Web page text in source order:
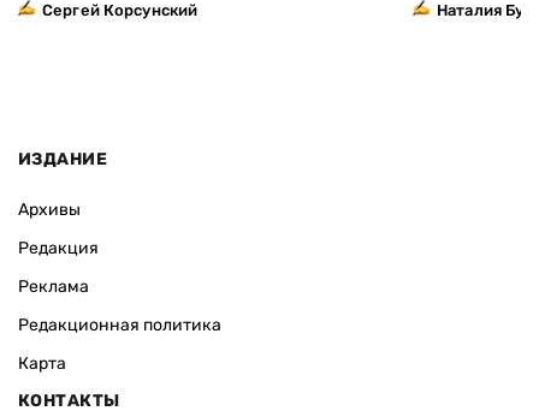
Сергей Корсунский Наталия
ИЗДАНИЕ
Архивы
Редакция
Реклама
Редакционная политика
Карта
КОНТАКТЫ